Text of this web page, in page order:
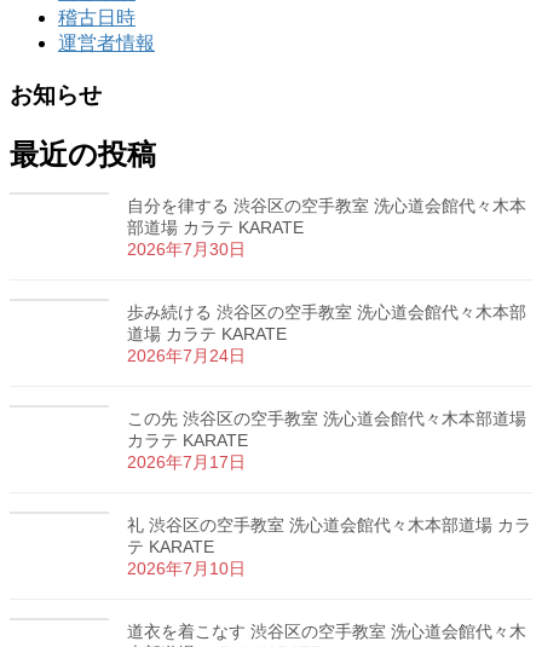
稽古日時
運営者情報
お知らせ
最近の投稿
自分を律する 渋谷区の空手教室 洗心道会館代々木本
部道場 カラテ KARATE
2026年7月30日
歩み続ける 渋谷区の空手教室 洗心道会館代々木本部
道場 カラテ KARATE
2026年7月24日
この先 渋谷区の空手教室 洗心道会館代々木本部道場
カラテ KARATE
2026年7月17日
礼 渋谷区の空手教室 洗心道会館代々木本部道場 カラ
テ KARATE
2026年7月10日
道衣を着こなす 渋谷区の空手教室 洗心道会館代々木